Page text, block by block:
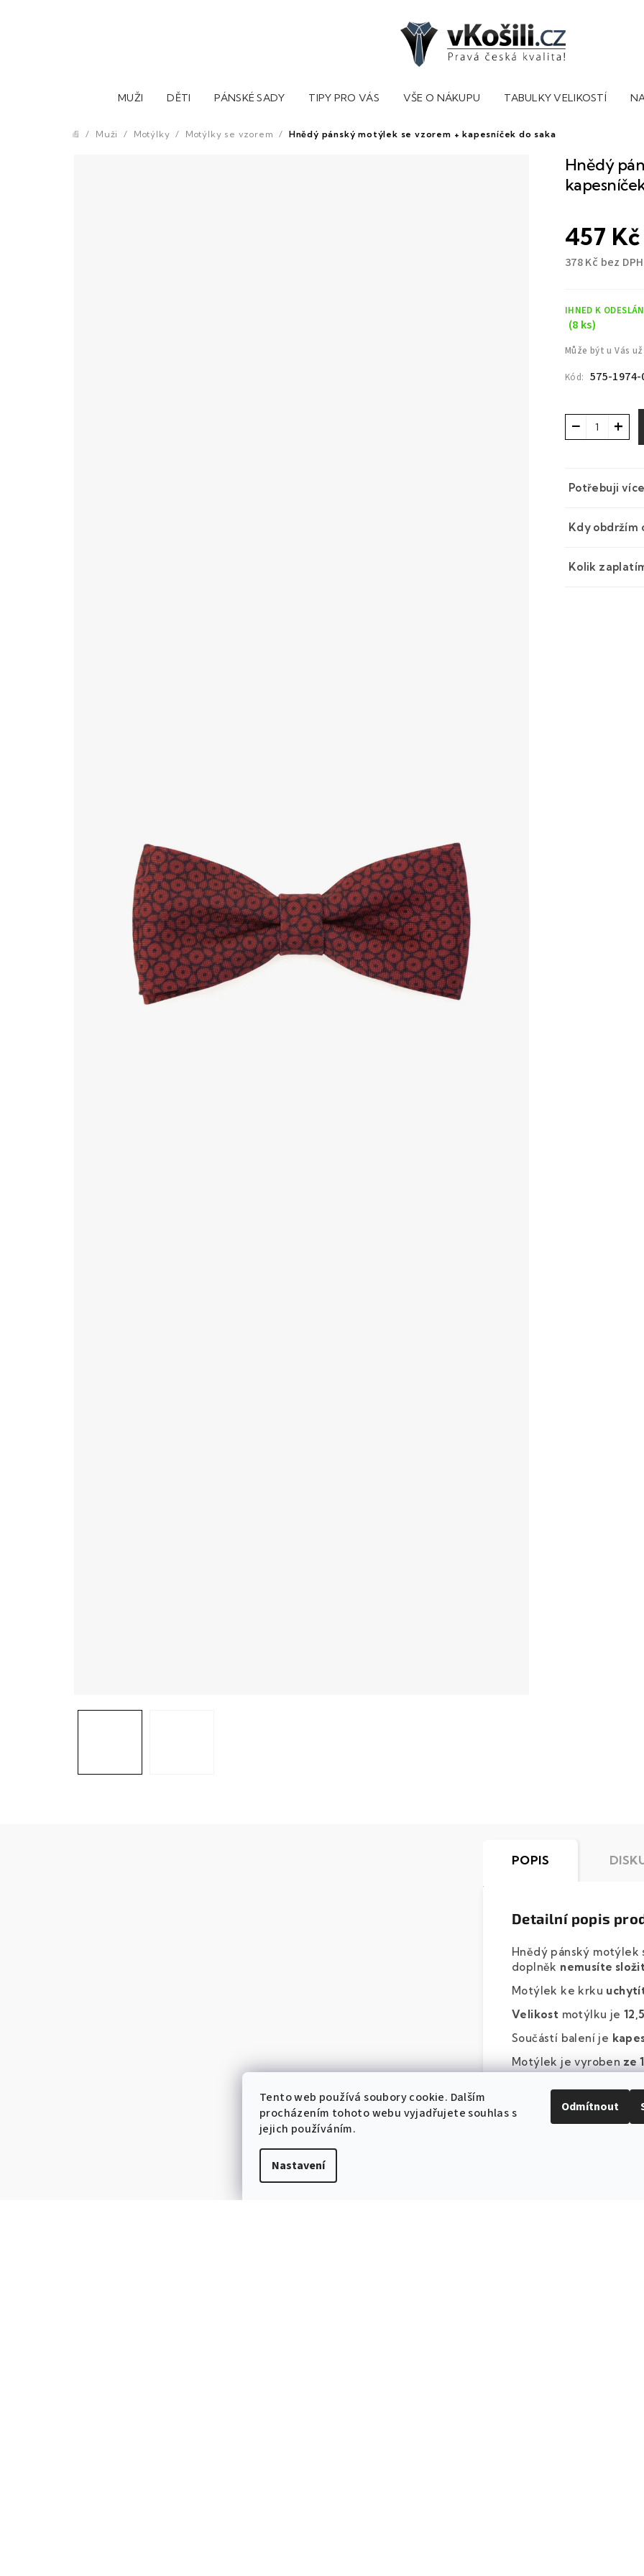
Tento web používá soubory cookie. Dalším
procházením tohoto webu vyjadřujete souhlas s
jejich používáním.
Nastavení
Odmítnout
MUŽI DĚTI PÁNSKÉ SADY TIPY PRO VÁS VŠE O NÁKUPU TABULKY VELIKOSTÍ
Domů
/ Muži / Motýlky / Motýlky se vzorem / Hnědý pánský motýlek se vzorem + kapesníček do saka
Hnědý
457 Kč
378 Kč bez DPH
IHNED K
(8 ks)
Může být u Vás už
Kód: 575-1974-
+
−
Potřebuji
Kdy obdržím
Kolik
POPIS
Detailní popis
Hnědý pánský motýlek
doplněk nemusíte
Motýlek ke krku
Velikost motýlku je
Součástí balení je
Motýlek je vyroben ze
dodáváme jej v